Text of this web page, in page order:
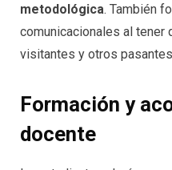
metodológica. También
comunicacionales al tener
visitantes y otros
Formación y
docente